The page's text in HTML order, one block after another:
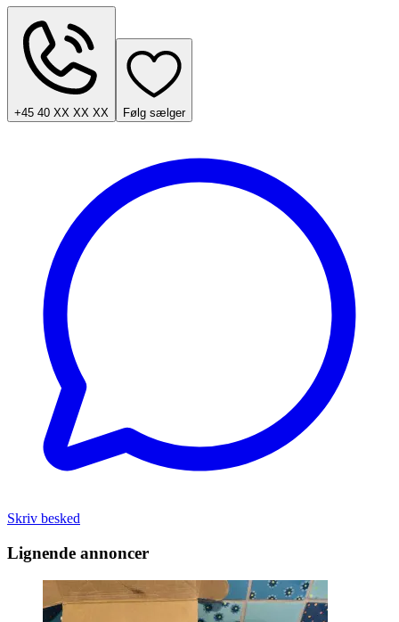
+45 40 XX XX XX Følg sælger
Skriv besked
Lignende annoncer